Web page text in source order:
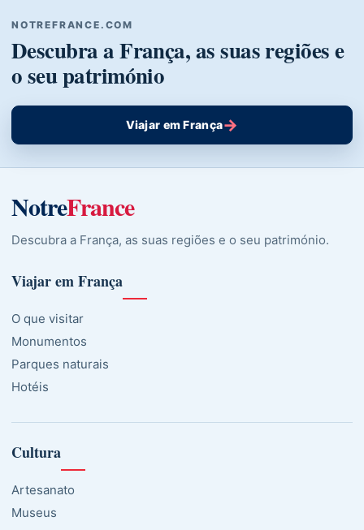
NOTREFRANCE.COM
Descubra a França, as suas regiões e
o seu património
Viajar em França→
NotreFrance
Descubra a França, as suas regiões e o seu património.
Viajar em França
O que visitar
Monumentos
Parques naturais
Hotéis
Cultura
Artesanato
Museus